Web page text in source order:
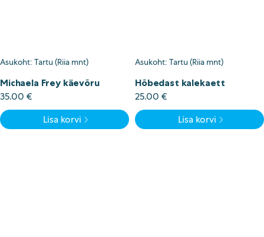
Asukoht: Tartu (Riia mnt)
Michaela Frey käevõru
35.00 €
Lisa korvi
Asukoht: Tartu (Riia mnt)
Hõbedast kalekaett
25.00 €
Lisa korvi